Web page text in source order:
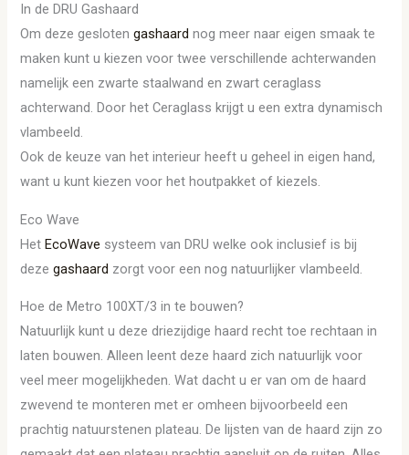
In de DRU Gashaard
Om deze geslotengashaard nog meer naar eigen smaak te
maken kunt u kiezen voor twee verschillende achterwanden
namelijk een zwarte staalwand en zwart ceraglass
achterwand. Door het Ceraglass krijgt u een extra dynamisch
vlambeeld.
Ook de keuze van het interieur heeft u geheel in eigen hand,
want u kunt kiezen voor het houtpakket of kiezels.
Eco Wave
HetEcoWave systeem van DRU welke ook inclusief is bij
dezegashaard zorgt voor een nog natuurlijker vlambeeld.
Hoe de Metro 100XT/3 in te bouwen?
Natuurlijk kunt u deze driezijdige haard recht toe rechtaan in
laten bouwen. Alleen leent deze haard zich natuurlijk voor
veel meer mogelijkheden. Wat dacht u er van om de haard
zwevend te monteren met er omheen bijvoorbeeld een
prachtig natuurstenen plateau. De lijsten van de haard zijn zo